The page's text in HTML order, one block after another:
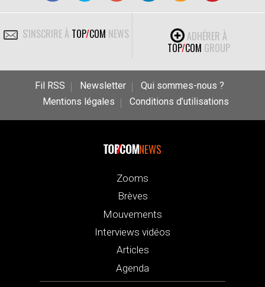
S'INSCRIRE À TOP/COM NEWS
ADHÉRER À
TOP/COM GROUP
Fil RSS Newsletter
Qui sommes-nous ?
Mentions légales
Conditions d’utilisations
NEWS
Zooms
Brèves
Mouvements
Interviews vidéos
Articles
Agenda